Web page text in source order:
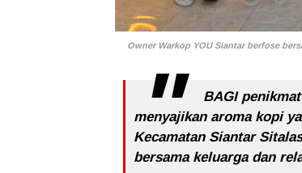
Owner Warkop YOU Siantar berfose
BAGI
menyajikan aroma kopi
Kecamatan Siantar
bersama keluarga dan